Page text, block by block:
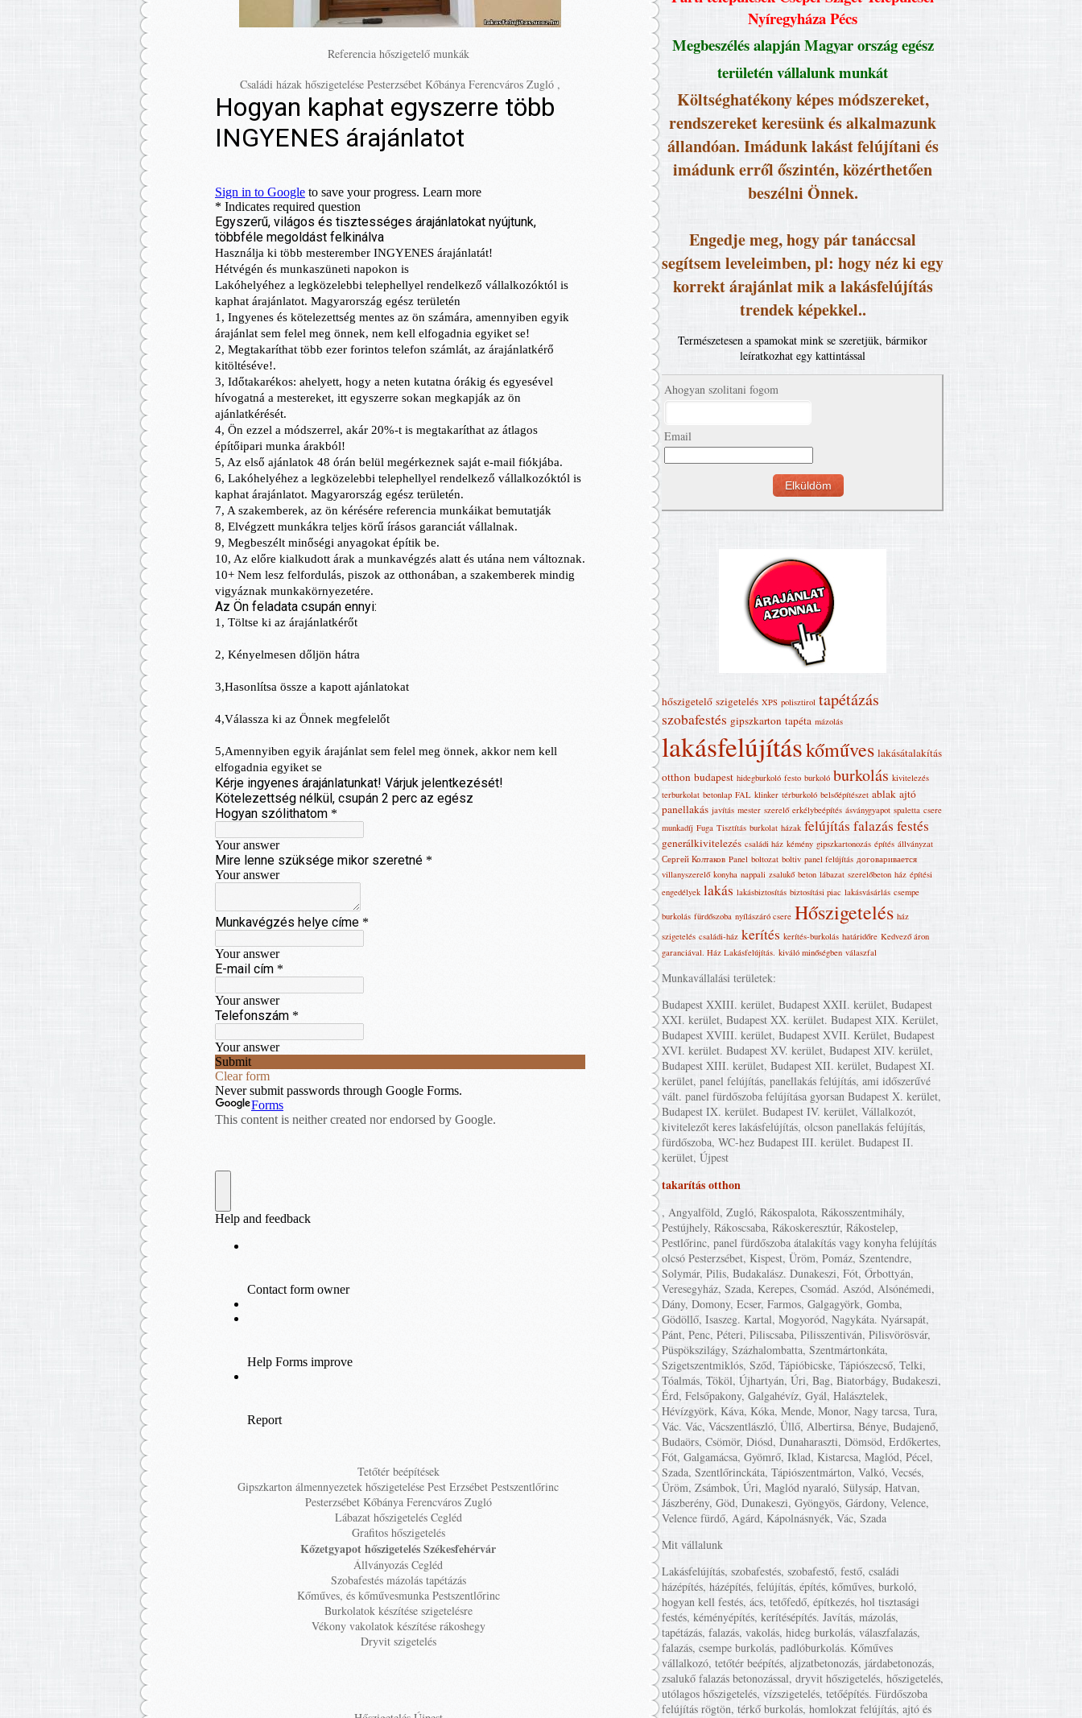
Referencia hőszigetelő munkák
Családi házak hőszigetelése Pesterzsébet Kőbánya Ferencváros Zugló ,
Tetőtér beépítések
Gipszkarton álmennyezetek hőszigetelése Pest Erzsébet Pestszentlőrinc
Pesterzsébet Kőbánya Ferencváros Zugló
Lábazat hőszigetelés Cegléd
Grafitos hőszigetelés
Kőzetgyapot hőszigetelés Székesfehérvár
Állványozás Cegléd
Szobafestés mázolás tapétázás
Kőműves, és kőművesmunka Pestszentlőrinc
Burkolatok készítése szigetelésre
Vékony vakolatok készítése rákoshegy
Dryvit szigetelés
Nyíregyháza Pécs
Megbeszélés alapján Magyar ország egész
területén vállalunk munkát
Költséghatékony képes módszereket,
rendszereket keresünk és alkalmazunk
állandóan. Imádunk lakást felújítani és
imádunk erről őszintén, közérthetően
beszélni Önnek.
Engedje meg, hogy pár tanáccsal
segítsem leveleimben, pl: hogy néz ki egy
korrekt árajánlat mik a lakásfelújítás
trendek képekkel..
Természetesen a spamokat mink se szeretjük, bármikor
leíratkozhat egy kattintással
Ahogyan szolitani fogom
Email
hőszigetelő szigetelés XPS polisztirol tapétázás
szobafestés gipszkarton tapéta mázolás
lakásfelújításkőműves lakásátalakítás
otthon budapest hidegburkoló festo burkoló burkolás kivitelezés
terburkolat betonlap FAL klinker térburkoló belsőépítészet ablak ajtó
panellakás javítás mester szerelő erkélybeépítés ásványgyapot spaletta csere
munkadíj Fuga Tisztítás burkolat házak felújítás falazás festés
generálkivitelezés családi ház kémény gipszkartonozás építés állványzat
Сергей Колтаков Panel boltozat boltiv panel felújítás договаривается
villanyszerelő konyha nappali zsalukő beton lábazat szerelőbeton ház építési
engedélyek lakás lakásbiztosítás biztosítási piac lakásvásárlás csempe
burkolás fürdőszoba nyílászáró csere Hőszigetelés ház
szigetelés családi-ház kerítés kerítés-burkolás határidőre Kedvező áron
garanciával. Ház Lakásfelújítás‎. kiváló minőségben válaszfal
Munkavállalási területek:
Budapest XXIII. kerület, Budapest XXII. kerület, Budapest
XXI. kerület, Budapest XX. kerület. Budapest XIX. Kerület,
Budapest XVIII. kerület, Budapest XVII. Kerület, Budapest
XVI. kerület. Budapest XV. kerület, Budapest XIV. kerület,
Budapest XIII. kerület, Budapest XII. kerület, Budapest XI.
kerület, panel felújítás, panellakás felújítás, ami időszerűvé
vált. panel fürdőszoba felújítása gyorsan Budapest X. kerület,
Budapest IX. kerület. Budapest IV. kerület, Vállalkozót,
kivitelezőt keres lakásfelújítás, olcson panellakás felújítás,
fürdőszoba, WC-hez Budapest III. kerület. Budapest II.
kerület, Újpest
takarítás otthon
, Angyalföld, Zugló, Rákospalota, Rákosszentmihály,
Pestújhely, Rákoscsaba, Rákoskeresztúr, Rákostelep,
Pestlőrinc, panel fürdőszoba átalakítás vagy konyha felújítás
olcsó Pesterzsébet, Kispest, Üröm, Pomáz, Szentendre,
Solymár, Pilis, Budakalász. Dunakeszi, Fót, Őrbottyán,
Veresegyház, Szada, Kerepes, Csomád. Aszód, Alsónémedi,
Dány, Domony, Ecser, Farmos, Galgagyörk, Gomba,
Gödöllő, Isaszeg. Kartal, Mogyoród, Nagykáta. Nyársapát,
Pánt, Penc, Péteri, Piliscsaba, Pilisszentiván, Pilisvörösvár,
Püspökszilágy, Százhalombatta, Szentmártonkáta,
Szigetszentmiklós, Sződ, Tápióbicske, Tápiószecső, Telki,
Tóalmás, Tököl, Újhartyán, Úri, Bag, Biatorbágy, Budakeszi,
Érd, Felsőpakony, Galgahévíz, Gyál, Halásztelek,
Hévízgyörk, Káva, Kóka, Mende, Monor, Nagy tarcsa, Tura,
Vác. Vác, Vácszentlászló, Üllő, Albertirsa, Bénye, Budajenő,
Budaörs, Csömör, Diósd, Dunaharaszti, Dömsöd, Erdőkertes,
Fót, Galgamácsa, Gyömrő, Iklad, Kistarcsa, Maglód, Pécel,
Szada, Szentlőrinckáta, Tápiószentmárton, Valkó, Vecsés,
Üröm, Zsámbok, Úri, Maglód nyaraló, Sülysáp, Hatvan,
Jászberény, Göd, Dunakeszi, Gyöngyös, Gárdony, Velence,
Velence fürdő, Agárd, Kápolnásnyék, Vác, Szada
Mit vállalunk
Lakásfelújítás, szobafestés, szobafestő, festő, családi
házépítés, házépítés, felújítás, építés, kőműves, burkoló,
hogyan kell festés, ács, tetőfedő, építkezés, hol tisztasági
festés, kéményépítés, kerítésépítés. Javítás, mázolás,
tapétázás, falazás, vakolás, hideg burkolás, válaszfalazás,
falazás, csempe burkolás, padlóburkolás. Kőműves
vállalkozó, tetőtér beépítés, aljzatbetonozás, járdabetonozás,
zsalukő falazás betonozással, dryvit hőszigetelés, hőszigetelés,
utólagos hőszigetelés, vízszigetelés, tetőépítés. Fürdőszoba
felújítás rögtön, térkő burkolás, homlokzat felújítás, ajtó és